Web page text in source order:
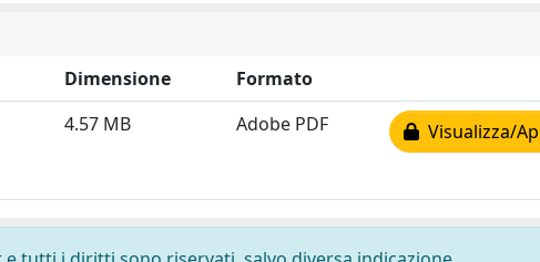
Dimensione
Formato
4.57 MB Adobe PDF Visualizza/